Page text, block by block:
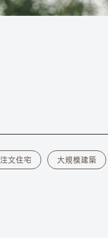
注文住宅 大規模建築